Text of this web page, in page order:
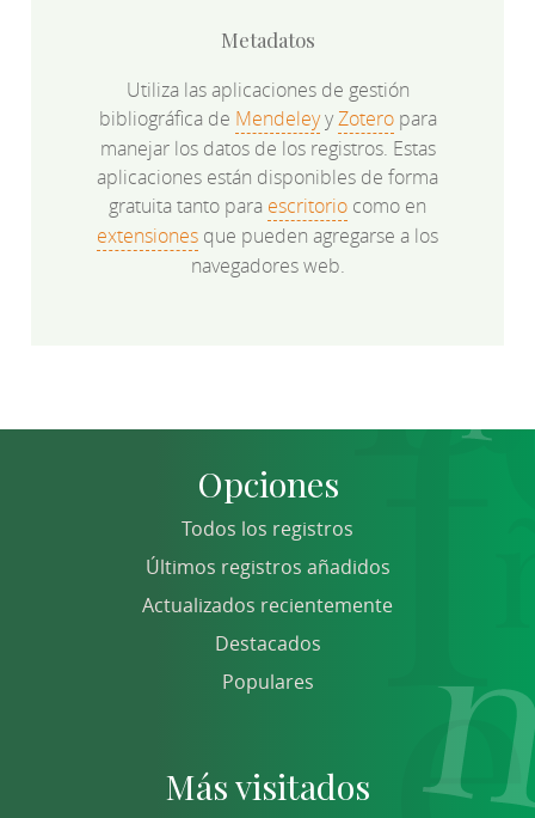
Metadatos
Utiliza las aplicaciones de gestión
bibliográfica de MendeleyyZoteropara
manejar los datos de los registros. Estas
aplicaciones están disponibles de forma
gratuita tanto para escritorio como en
extensiones que pueden agregarse a los
navegadores web.
Opciones
Todos los registros
Últimos registros añadidos
Actualizados recientemente
Destacados
Populares
Más visitados